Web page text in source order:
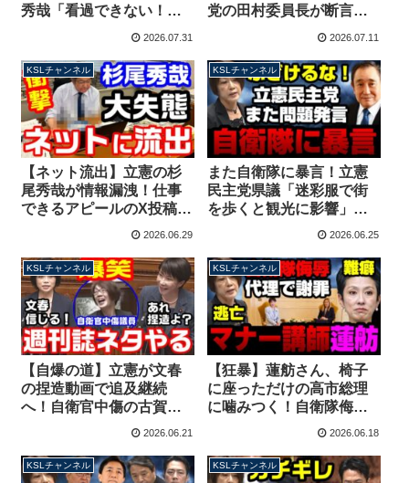
秀哉「看過できない！ヒ
アリングする！」陸自情
し大炎上【KSLチャンネ
ル】
2026.07.31
党の田村委員長が断言し
道に踊らされた立憲は涙
目【KSLチャンネル】
2026.07.11
KSLチャンネル
【ネット流出】立憲の杉
尾秀哉が情報漏洩！仕事
できるアピールのX投稿に
未公開の党資料が…慌て
【KSLチャンネル】
2026.06.29
KSLチャンネル
また自衛隊に暴言！立憲
民主党県議「迷彩服で街
を歩くと観光に影響」古
賀千景の発言からわずか3
で自論【KSLチャンネ
ル】
2026.06.25
KSLチャンネル
【自爆の道】立憲が文春
の捏造動画で追及継続
へ！自衛官中傷の古賀千
景議員は本会議場で大爆
い？【KSLチャンネル】
2026.06.21
KSLチャンネル
【狂暴】蓮舫さん、椅子
に座っただけの高市総理
に噛みつく！自衛隊侮辱
の古賀議員が逃亡！別の
【KSLチャンネル】
2026.06.18
KSLチャンネル KSLチャンネル